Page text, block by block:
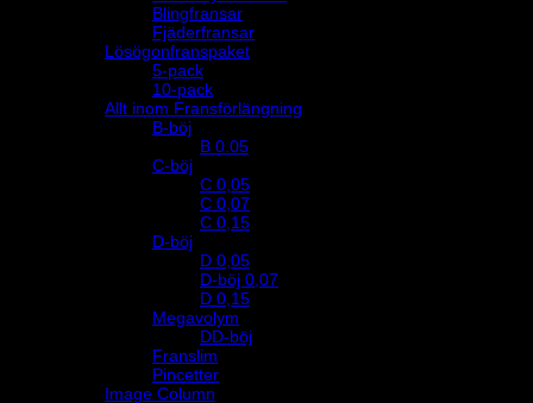
Blingfransar
Fjäderfransar
Lösögonfranspaket
5-pack
10-pack
Allt inom Fransförlängning
B-böj
B 0.05
C-böj
C 0,05
C 0,07
C 0,15
D-böj
D 0,05
D-böj 0,07
D 0,15
Megavolym
DD-böj
Franslim
Pincetter
Image Column